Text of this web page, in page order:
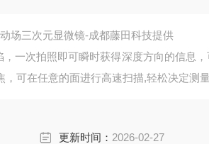
场三次元显微镜-成都藤田科技提供
一次拍照即可瞬时获得深度方向的信息，
可在任意的面进行高速扫描,轻松决定测量
更新时间： 2026-02-27